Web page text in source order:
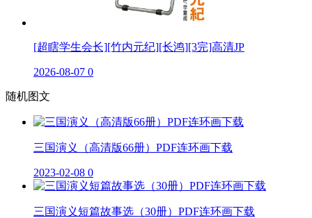
[超瞎学生会长][竹内元纪][长鸿][3完]高清JP
2026-08-07 0
随机图文
三国演义（高清版66册）PDF连环画下载
2023-02-08 0
三国演义短篇故事选（30册）PDF连环画下载